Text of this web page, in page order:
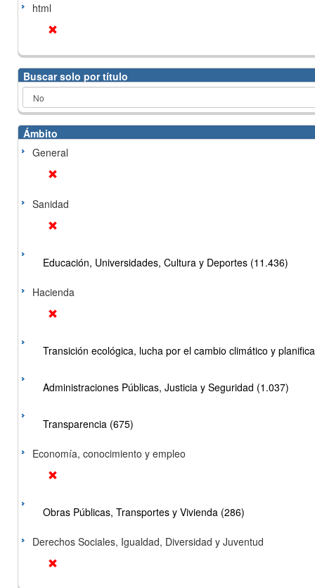
html
Buscar solo por título
Ámbito
General
Sanidad
Educación, Universidades, Cultura y Deportes (11.436)
Hacienda
Transición ecológica, lucha por el cambio climático y
Administraciones Públicas, Justicia y Seguridad (1.037)
Transparencia (675)
Economía, conocimiento y empleo
Obras Públicas, Transportes y Vivienda (286)
Derechos Sociales, Igualdad, Diversidad y Juventud